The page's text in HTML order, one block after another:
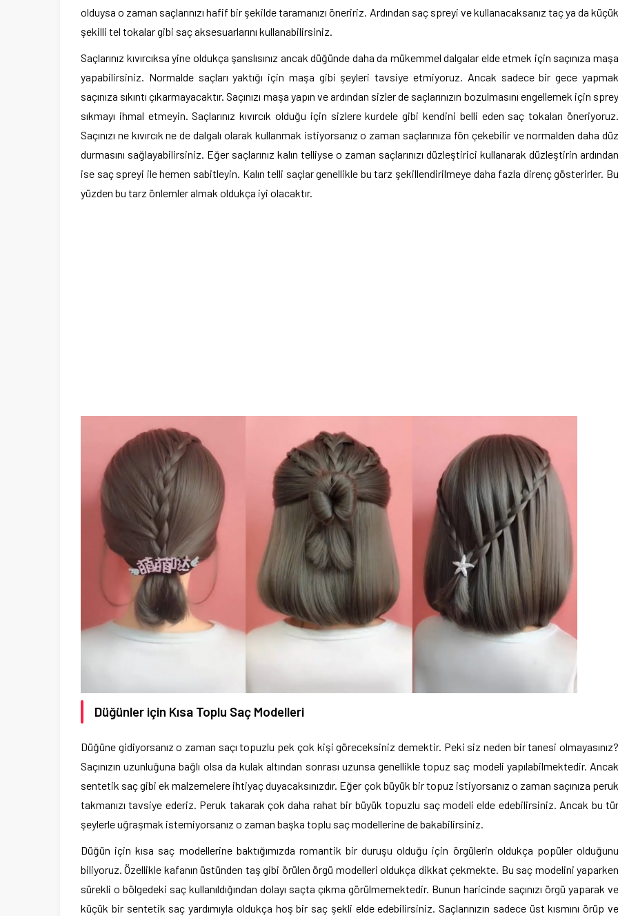
olduysa o zaman saçlarınızı hafif bir şekilde taramanızı öneririz. Ardından saç spreyi ve kullanacaksanız taç ya da küçük
şekilli tel tokalar gibi saç aksesuarlarını kullanabilirsiniz.
Saçlarınız kıvırcıksa yine oldukça şanslısınız ancak düğünde daha da mükemmel dalgalar elde etmek için saçınıza maşa
yapabilirsiniz. Normalde saçları yaktığı için maşa gibi şeyleri tavsiye etmiyoruz. Ancak sadece bir gece yapmak
saçınıza sıkıntı çıkarmayacaktır. Saçınızı maşa yapın ve ardından sizler de saçlarınızın bozulmasını engellemek için sprey
sıkmayı ihmal etmeyin. Saçlarınız kıvırcık olduğu için sizlere kurdele gibi kendini belli eden saç tokaları öneriyoruz.
Saçınızı ne kıvırcık ne de dalgalı olarak kullanmak istiyorsanız o zaman saçlarınıza fön çekebilir ve normalden daha düz
durmasını sağlayabilirsiniz. Eğer saçlarınız kalın telliyse o zaman saçlarınızı düzleştirici kullanarak düzleştirin ardından
ise saç spreyi ile hemen sabitleyin. Kalın telli saçlar genellikle bu tarz şekillendirilmeye daha fazla direnç gösterirler. Bu
yüzden bu tarz önlemler almak oldukça iyi olacaktır.
Düğünler için Kısa Toplu Saç Modelleri
Düğüne gidiyorsanız o zaman saçı topuzlu pek çok kişi göreceksiniz demektir. Peki siz neden bir tanesi olmayasınız?
Saçınızın uzunluğuna bağlı olsa da kulak altından sonrası uzunsa genellikle topuz saç modeli yapılabilmektedir. Ancak
sentetik saç gibi ek malzemelere ihtiyaç duyacaksınızdır. Eğer çok büyük bir topuz istiyorsanız o zaman saçınıza peruk
takmanızı tavsiye ederiz. Peruk takarak çok daha rahat bir büyük topuzlu saç modeli elde edebilirsiniz. Ancak bu tür
şeylerle uğraşmak istemiyorsanız o zaman başka toplu saç modellerine de bakabilirsiniz.
Düğün için kısa saç modellerine baktığımızda romantik bir duruşu olduğu için örgülerin oldukça popüler olduğunu
biliyoruz. Özellikle kafanın üstünden taş gibi örülen örgü modelleri oldukça dikkat çekmekte. Bu saç modelini yaparken
sürekli o bölgedeki saç kullanıldığından dolayı saçta çıkma görülmemektedir. Bunun haricinde saçınızı örgü yaparak ve
küçük bir sentetik saç yardımıyla oldukça hoş bir saç şekli elde edebilirsiniz. Saçlarınızın sadece üst kısmını örüp ve